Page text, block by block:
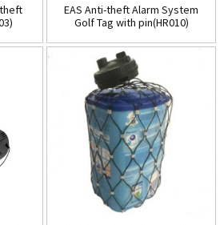
EAS Anti-theft Alarm System
Golf Tag with pin(HR010)